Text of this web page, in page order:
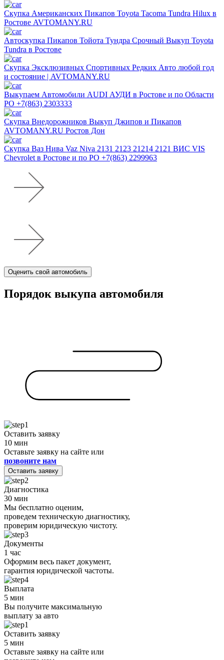
Скупка Американских Пикапов Toyota Tacoma Tundra Hilux в
Ростове AVTOMANY.RU
Автоскупка Пикапов Тойота Тундра Срочный Выкуп Toyota
Tundra в Ростове
Скупка Эксклюзивных Спортивных Редких Авто любой год
и состояние | AVTOMANY.RU
Выкупаем Автомобили AUDI АУДИ в Ростове и по Области
РО +7(863) 2303333
Скупка Внедорожников Выкуп Джипов и Пикапов
AVTOMANY.RU Ростов Дон
Скупка Ваз Нива Vaz Niva 2131 2123 21214 2121 ВИС VIS
Chevrolet в Ростове и по РО +7(863) 2299963
Оценить свой автомобиль
Порядок выкупа автомобиля
Оставить заявку
10 мин
Оставьте заявку на сайте или
позвоните нам
Оставить заявку
Диагностика
30 мин
Мы бесплатно оценим,
проведем техническую диагностику,
проверим юридическую чистоту.
Документы
1 час
Оформим весь пакет документ,
гарантия юридической частоты.
Выплата
5 мин
Вы получите максимальную
выплату за авто
Оставить заявку
5 мин
Оставьте заявку на сайте или